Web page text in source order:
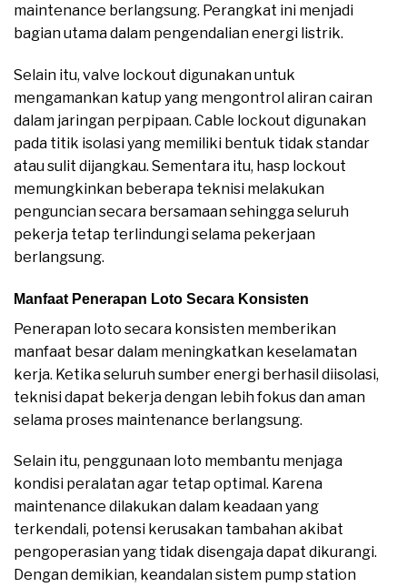
maintenance berlangsung. Perangkat ini menjadi
bagian utama dalam pengendalian energi listrik.
Selain itu, valve lockout digunakan untuk
mengamankan katup yang mengontrol aliran cairan
dalam jaringan perpipaan. Cable lockout digunakan
pada titik isolasi yang memiliki bentuk tidak standar
atau sulit dijangkau. Sementara itu, hasp lockout
memungkinkan beberapa teknisi melakukan
penguncian secara bersamaan sehingga seluruh
pekerja tetap terlindungi selama pekerjaan
berlangsung.
Manfaat Penerapan Loto Secara Konsisten
Penerapan loto secara konsisten memberikan
manfaat besar dalam meningkatkan keselamatan
kerja. Ketika seluruh sumber energi berhasil diisolasi,
teknisi dapat bekerja dengan lebih fokus dan aman
selama proses maintenance berlangsung.
Selain itu, penggunaan loto membantu menjaga
kondisi peralatan agar tetap optimal. Karena
maintenance dilakukan dalam keadaan yang
terkendali, potensi kerusakan tambahan akibat
pengoperasian yang tidak disengaja dapat dikurangi.
Dengan demikian, keandalan sistem pump station